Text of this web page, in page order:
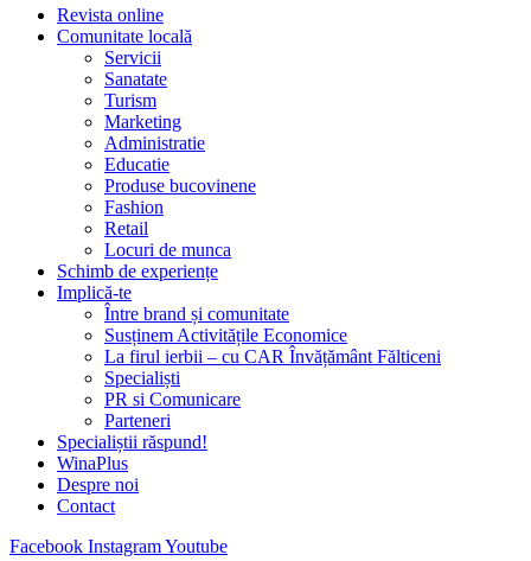
Revista online
Comunitate locală
Servicii
Sanatate
Turism
Marketing
Administratie
Educatie
Produse bucovinene
Fashion
Retail
Locuri de munca
Schimb de experiențe
Implică-te
Între brand și comunitate
Susținem Activitățile Economice
La firul ierbii – cu CAR Învățământ Fălticeni
Specialiști
PR si Comunicare
Parteneri
Specialiștii răspund!
WinaPlus
Despre noi
Contact
Facebook InstagramYoutube